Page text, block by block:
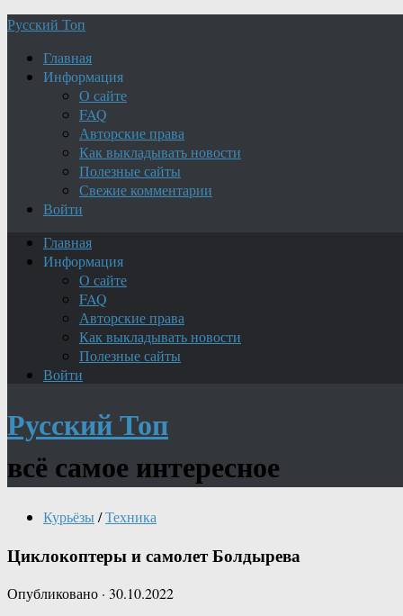
Русский Топ
Главная
Информация
О сайте
FAQ
Авторские права
Как выкладывать новости
Полезные сайты
Свежие комментарии
Войти
Главная
Информация
О сайте
FAQ
Авторские права
Как выкладывать новости
Полезные сайты
Войти
Русский Топ
всё самое интересное
Курьёзы/Техника
Циклокоптеры и самолет Болдырева
Опубликовано · 30.10.2022